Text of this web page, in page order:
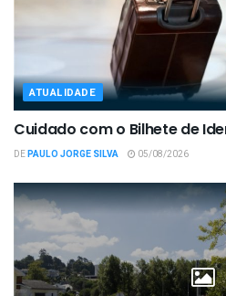
ATUALIDADE
Cuidado com o Bilhete de
DEPAULO JORGE SILVA 05/08/2026